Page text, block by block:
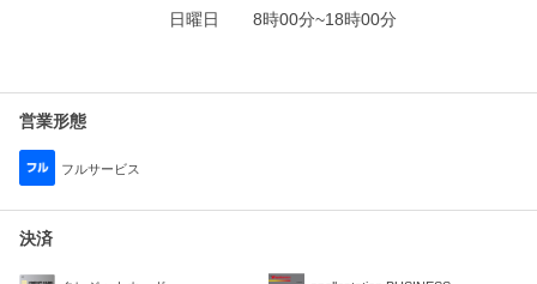
日曜日
8時00分~18時00分
営業形態
フルサービス
決済